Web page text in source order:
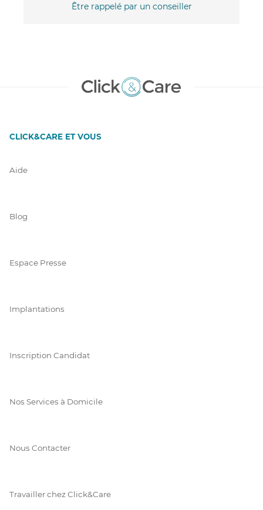
Être rappelé par un conseiller
CLICK&CARE ET VOUS
Aide
Blog
Espace Presse
Implantations
Inscription Candidat
Nos Services à Domicile
Nous Contacter
Travailler chez Click&Care